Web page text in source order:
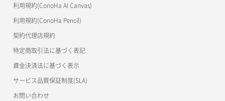
利用規約(ConoHa AI Canvas)
利用規約(ConoHa Pencil)
契約代理店規約
特定商取引法に基づく表記
資金決済法に基づく表示
サービス品質保証制度(SLA)
お問い合わせ